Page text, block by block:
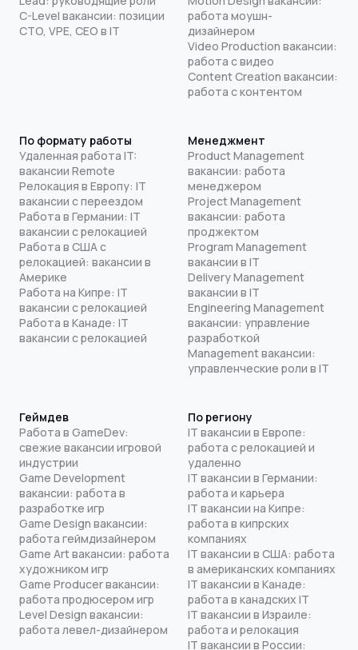
C-Level вакансии: позиции
CTO, VPE, CEO в IT
работа моушн-
дизайнером
Video Production вакансии:
работа с видео
Content Creation вакансии:
работа с контентом
По формату работы
Удаленная работа IT:
вакансии Remote
Релокация в Европу: IT
вакансии с переездом
Работа в Германии: IT
вакансии с релокацией
Работа в США с
релокацией: вакансии в
Америке
Работа на Кипре: IT
вакансии с релокацией
Работа в Канаде: IT
вакансии с релокацией
Менеджмент
Product Management
вакансии: работа
менеджером
Project Management
вакансии: работа
проджектом
Program Management
вакансии в IT
Delivery Management
вакансии в IT
Engineering Management
вакансии: управление
разработкой
Management вакансии:
управленческие роли в IT
Геймдев
Работа в GameDev:
свежие вакансии игровой
индустрии
Game Development
вакансии: работа в
разработке игр
Game Design вакансии:
работа геймдизайнером
Game Art вакансии: работа
художником игр
Game Producer вакансии:
работа продюсером игр
Level Design вакансии:
работа левел-дизайнером
По региону
IT вакансии в Европе:
работа с релокацией и
удаленно
IT вакансии в Германии:
работа и карьера
IT вакансии на Кипре:
работа в кипрских
компаниях
IT вакансии в США: работа
в американских компаниях
IT вакансии в Канаде:
работа в канадских IT
IT вакансии в Израиле:
работа и релокация
IT вакансии в России: